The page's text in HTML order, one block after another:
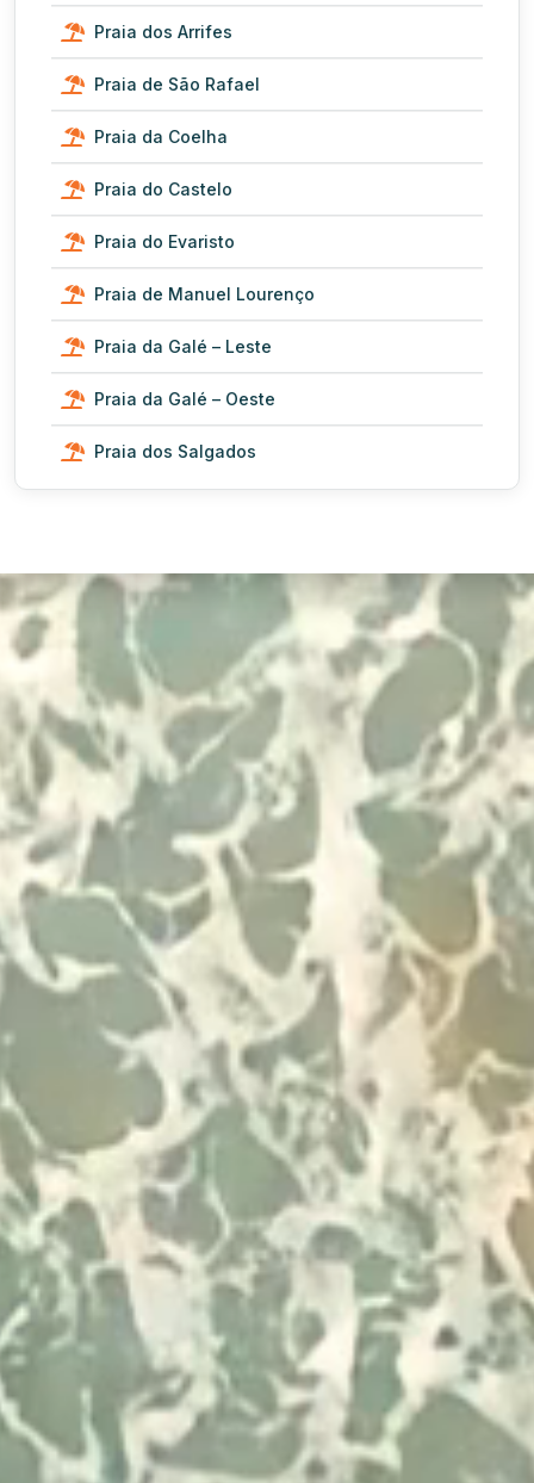
Praia dos Arrifes
Praia de São Rafael
Praia da Coelha
Praia do Castelo
Praia do Evaristo
Praia de Manuel Lourenço
Praia da Galé – Leste
Praia da Galé – Oeste
Praia dos Salgados